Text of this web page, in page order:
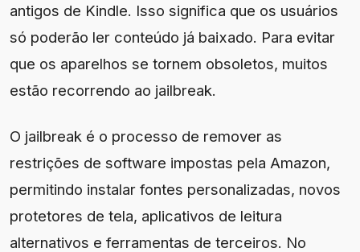
antigos de Kindle. Isso significa que os usuários
só poderão ler conteúdo já baixado. Para evitar
que os aparelhos se tornem obsoletos, muitos
estão recorrendo ao jailbreak.
O jailbreak é o processo de remover as
restrições de software impostas pela Amazon,
permitindo instalar fontes personalizadas, novos
protetores de tela, aplicativos de leitura
alternativos e ferramentas de terceiros. No